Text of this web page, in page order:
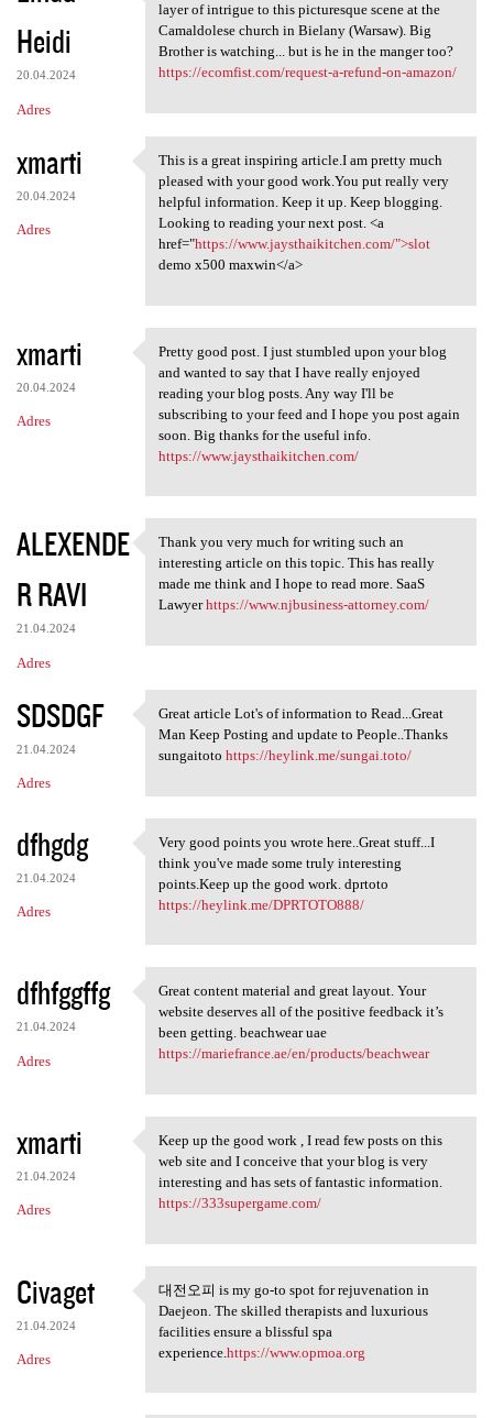
Heidi
20.04.2024
Adres
layer of intrigue to this picturesque scene at the
Camaldolese church in Bielany (Warsaw). Big
Brother is watching... but is he in the manger too?
https://ecomfist.com/request-a-refund-on-amazon/
xmarti
20.04.2024
Adres
This is a great inspiring
This is a great inspiring article.I am pretty much
pleased with your good work.You put really very
helpful information. Keep it up. Keep blogging.
Looking to reading your next post. <a
href="https://www.jaysthaikitchen.com/">slot
demo x500 maxwin</a>
xmarti
20.04.2024
Adres
Pretty good post. I just
Pretty good post. I just stumbled upon your blog
and wanted to say that I have really enjoyed
reading your blog posts. Any way I'll be
subscribing to your feed and I hope you post again
soon. Big thanks for the useful info.
https://www.jaysthaikitchen.com/
ALEXENDE
R RAVI
21.04.2024
Adres
Thank you very much for
Thank you very much for writing such an
interesting article on this topic. This has really
made me think and I hope to read more. SaaS
Lawyerhttps://www.njbusiness-attorney.com/
SDSDGF
21.04.2024
Adres
Great article Lot's of
Great article Lot's of information to Read...Great
Man Keep Posting and update to People..Thanks
sungaitoto https://heylink.me/sungai.toto/
dfhgdg
21.04.2024
Adres
Very good points you wrote
Very good points you wrote here..Great stuff...I
think you've made some truly interesting
points.Keep up the good work. dprtoto
https://heylink.me/DPRTOTO888/
dfhfggffg
21.04.2024
Adres
Great content material and
Great content material and great layout. Your
website deserves all of the positive feedback it’s
been getting. beachwear uae
https://mariefrance.ae/en/products/beachwear
xmarti
21.04.2024
Adres
Keep up the good work , I
Keep up the good work , I read few posts on this
web site and I conceive that your blog is very
interesting and has sets of fantastic information.
https://333supergame.com/
Civaget
21.04.2024
Adres
대전오피 is my go-to spot for
대전오피 is my go-to spot for rejuvenation in
Daejeon. The skilled therapists and luxurious
facilities ensure a blissful spa
experience. https://www.opmoa.org